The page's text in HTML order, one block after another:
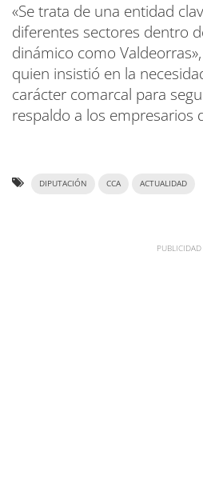
«Se trata de una entidad
diferentes sectores dentro
dinámico como
quien insistió en la
carácter comarcal para
respaldo a los empresarios
DIPUTACIÓN CCA ACTUALIDAD